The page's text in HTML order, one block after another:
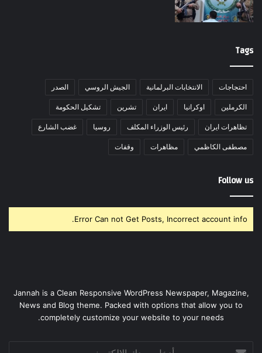
Tags
احتجاجات الانتخابات البرلمانية الجيش الروسي الصدر
الكرملين اوكرانيا ايران تشرين تشكيل الحكومة
تظاهرات ايران رئيس الوزراء المكلف روسيا غضب الشارع
مصطفى الكاظمي مظاهرات وقفات
Follow us
Error Can not Get Posts, Incorrect account info.
Jannah is a Clean Responsive WordPress Newspaper, Magazine,
News and Blog theme. Packed with options that allow you to
completely customize your website to your needs.